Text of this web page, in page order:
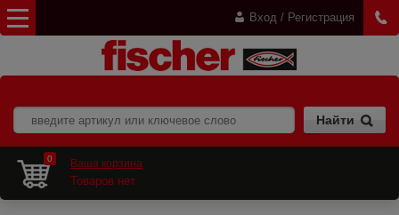
Вход / Регистрация
0 Ваша корзина
Товаров нет